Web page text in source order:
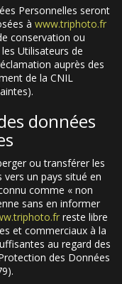
Personnelles seront
à www.triphoto.fr
conservation ou
Utilisateurs de
auprès des
de la CNIL
données
ou transférer les
un pays situé en
comme « non
sans en informer
reste libre
et commerciaux à la
au regard des
des Données